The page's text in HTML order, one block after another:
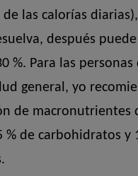
de las calorías
después
%. Para las
general, yo
de macronutrientes
% de carbohidratos y